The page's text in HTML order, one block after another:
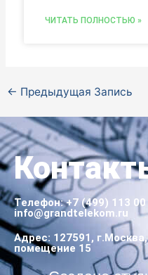
ЧИТАТЬ ПОЛНОСТЬЮ »
← Предыдущая Запись
Телефон:+7 (499) 113 00
info@grandtelekom.ru
Адрес: 127591,
помещение 15